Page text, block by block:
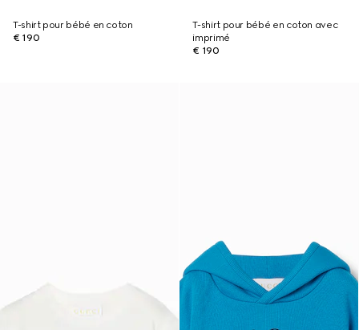
T-shirt pour bébé en coton
€ 190
T-shirt pour bébé en coton avec
imprimé
€ 190